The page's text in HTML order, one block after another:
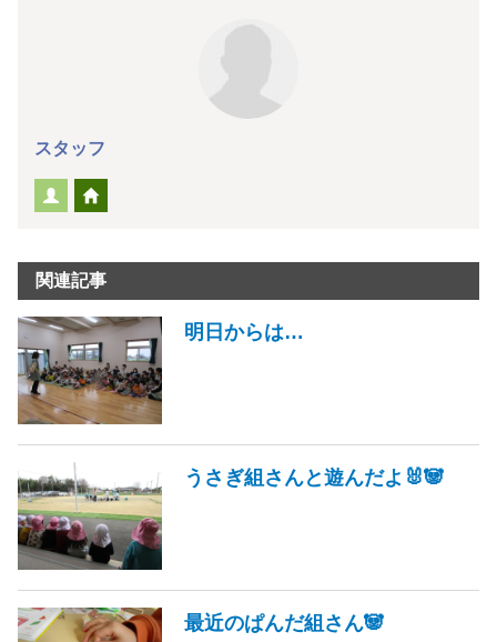
スタッフ
関連記事
明日からは…
うさぎ組さんと遊んだよ🐰🐼
最近のぱんだ組さん🐼